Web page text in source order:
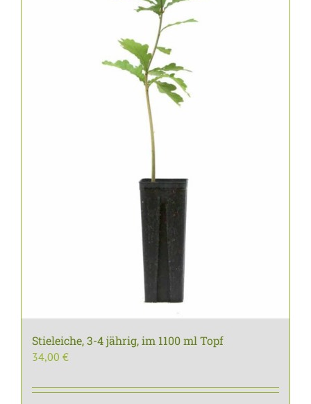
Stieleiche, 3-4 jährig, im 1100 ml Topf
34,00 €